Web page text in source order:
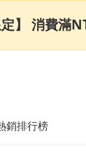
銷排行榜
】 消費滿